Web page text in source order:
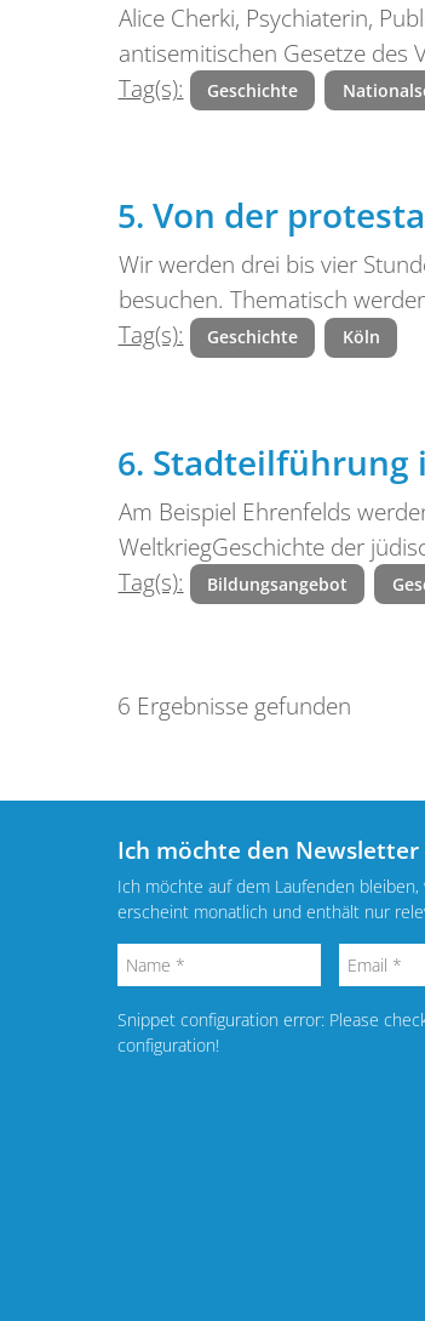
Alice Cherki, Psychiaterin,
antisemitischen Gesetze des
Tag(s):
Geschichte
Von der
Wir werden drei bis vier
besuchen. Thematisch
Tag(s):
Geschichte Köln
Stadteilführung
Am Beispiel Ehrenfelds
WeltkriegGeschichte der
Tag(s):
Bildungsangebot
6 Ergebnisse gefunden
Ich möchte den
Ich möchte auf dem Laufenden
erscheint monatlich und enthält nur
Snippet configuration error: Please
configuration!